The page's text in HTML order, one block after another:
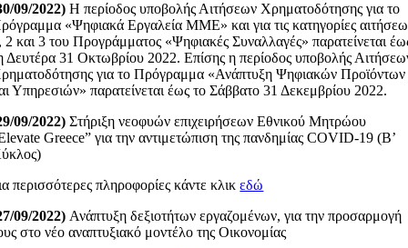
09/2022) Η περίοδος υποβολής Αιτήσεων Χρηματοδότησης για το
«Ψηφιακά Εργαλεία ΜΜΕ» και για τις κατηγορίες
2 και 3 του Προγράμματος «Ψηφιακές Συναλλαγές» παρατείνεται
Δευτέρα 31 Οκτωβρίου 2022. Επίσης η περίοδος υποβολής
για το Πρόγραμμα «Ανάπτυξη Ψηφιακών Προϊόντων
Υπηρεσιών» παρατείνεται έως το Σάββατο 31 Δεκεμβρίου 2022.
09/2022) Στήριξη νεοφυών επιχειρήσεων Εθνικού Μητρώου
Greece” για την αντιμετώπιση της πανδημίας COVID-19 (Β’
περισσότερες πληροφορίες κάντε κλικεδώ
09/2022) Ανάπτυξη δεξιοτήτων εργαζομένων, για την προσαρμογή
στο νέο αναπτυξιακό μοντέλο της Οικονομίας